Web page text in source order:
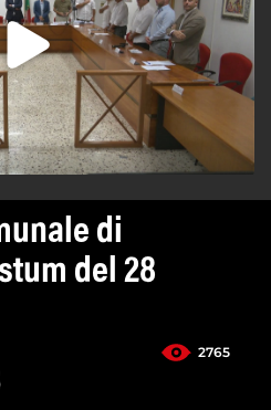
di
del 28
2765